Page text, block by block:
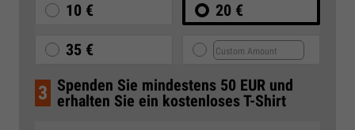
10 € 20 €
35 €
3 Spenden Sie mindestens 50 EUR und
erhalten Sie ein kostenloses T-Shirt